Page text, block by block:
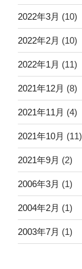
2022年3月 (10)
2022年2月 (10)
2022年1月 (11)
2021年12月 (8)
2021年11月 (4)
2021年10月 (11)
2021年9月 (2)
2006年3月 (1)
2004年2月 (1)
2003年7月 (1)